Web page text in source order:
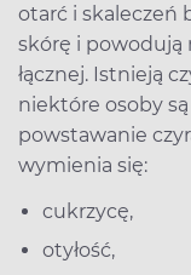
otarć i skaleczeń
skórę i powodują
łącznej. Istnieją
niektóre osoby
powstawanie
wymienia się:
cukrzycę,
otyłość,